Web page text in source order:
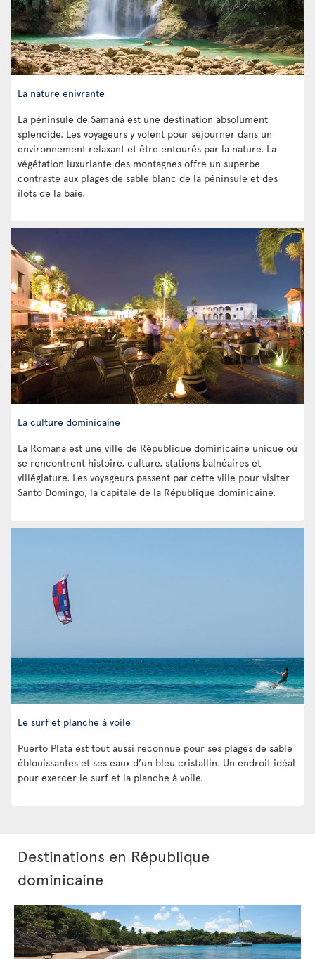
La nature enivrante
La péninsule de Samaná est une destination absolument
splendide. Les voyageurs y volent pour séjourner dans un
environnement relaxant et être entourés par la nature. La
végétation luxuriante des montagnes offre un superbe
contraste aux plages de sable blanc de la péninsule et des
îlots de la baie.
La culture dominicaine
La Romana est une ville de République dominicaine unique où
se rencontrent histoire, culture, stations balnéaires et
villégiature. Les voyageurs passent par cette ville pour visiter
Santo Domingo, la capitale de la République dominicaine.
Le surf et planche à voile
Puerto Plata est tout aussi reconnue pour ses plages de sable
éblouissantes et ses eaux d’un bleu cristallin. Un endroit idéal
pour exercer le surf et la planche à voile.
Destinations en République
dominicaine